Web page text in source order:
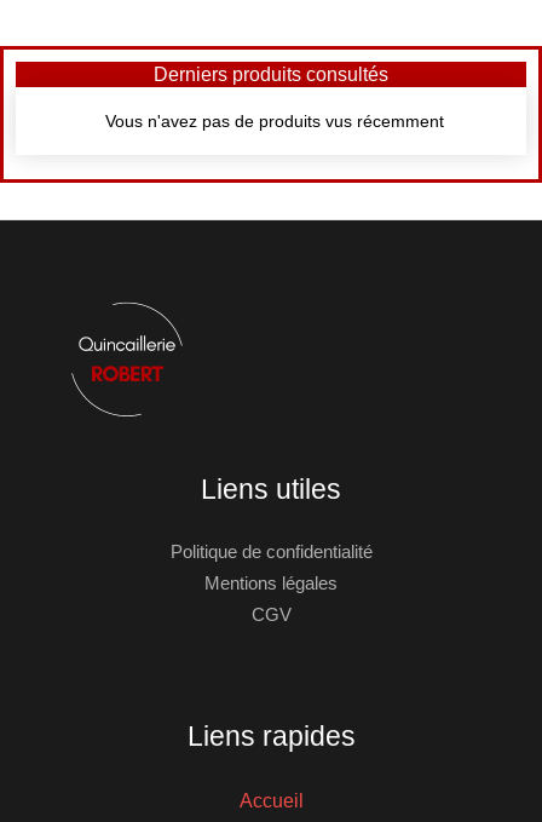
Derniers produits consultés
Vous n'avez pas de produits vus récemment
Liens utiles
Politique de confidentialité
Mentions légales
CGV
Liens rapides
Accueil